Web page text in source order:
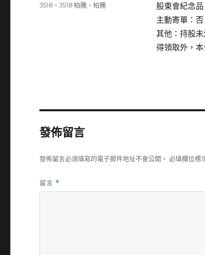
股東會紀念
主動寄單：否
其他：持股
得領取外，
期:
標
3518 、3518 柏騰 、柏騰
發佈留言
發佈留言必須填寫的電子郵件地址不會公開。 必填欄位標
留言 *